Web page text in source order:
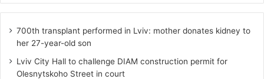
700th transplant performed in Lviv: mother donates kidney to
her 27-year-old son
Lviv City Hall to challenge DIAM construction permit for
Olesnytskoho Street in court